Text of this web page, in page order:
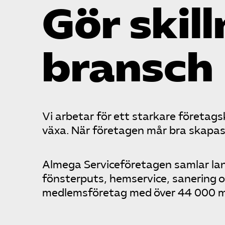
Gör
bransch
Vi arbetar för ett starkare
växa. När företagen mår bra
Almega Serviceföretagen samlar
fönsterputs, hemservice, sanering
medlemsföretag med över 44 000